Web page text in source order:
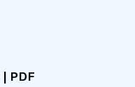
| PDF